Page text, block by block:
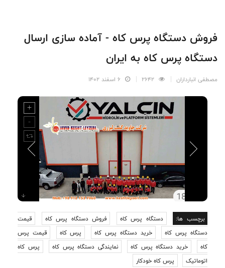
فروش دستگاه پرس کاه - آماده سازی ارسال
دستگاه پرس کاه به ایران
مصطفی انبارداران
برچسب ها: دستگاه پرس کاه فروش دستگاه پرس کاه
قیمت
دستگاه پرس کاه
خرید دستگاه پرس کاه پرس کاه
قیمت پرس
کاه
خرید دستگاه پرس کاه نمایندگی دستگاه پرس کاه
پرس کاه
اتوماتیک
پرس کاه خودکار